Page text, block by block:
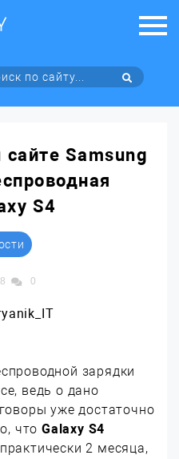
Samsung
S4
0
зарядки
ведь о дано
уже достаточно
чтоGalaxy S4
2 месяца,